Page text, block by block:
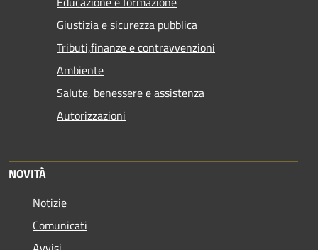
Giustizia e sicurezza pubblica
Tributi,finanze e contravvenzioni
Ambiente
Salute, benessere e assistenza
Autorizzazioni
NOVITÀ
Notizie
Comunicati